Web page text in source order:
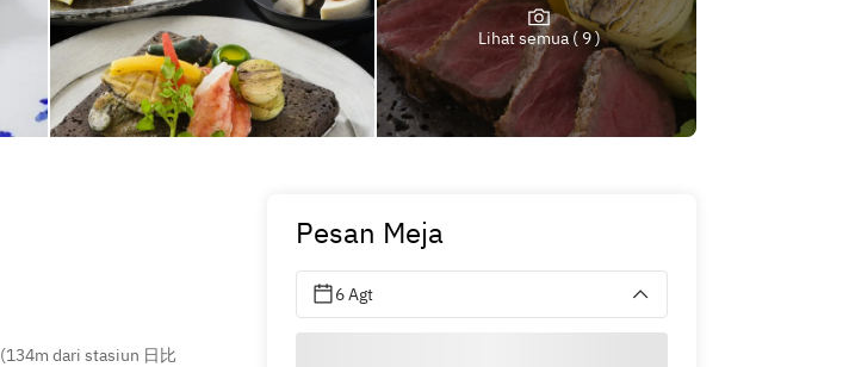
Lihat semua ( 9 )
(134m dari stasiun 日比
Pesan Meja
6 Agt